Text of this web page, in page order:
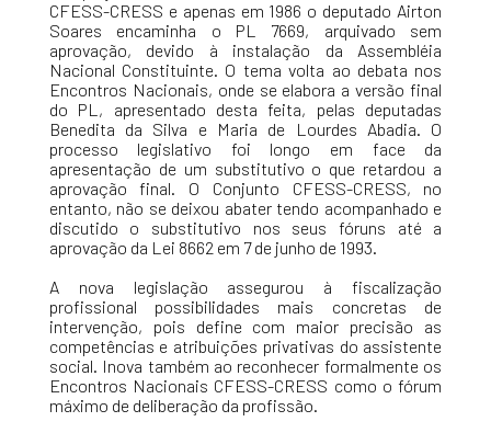
CFESS-CRESS e apenas em 1986 o deputado Airton
Soares encaminha o PL 7669, arquivado sem
aprovação, devido à instalação da Assembléia
Nacional Constituinte. O tema volta ao debata nos
Encontros Nacionais, onde se elabora a versão final
do PL, apresentado desta feita, pelas deputadas
Benedita da Silva e Maria de Lourdes Abadia. O
processo legislativo foi longo em face da
apresentação de um substitutivo o que retardou a
aprovação final. O Conjunto CFESS-CRESS, no
entanto, não se deixou abater tendo acompanhado e
discutido o substitutivo nos seus fóruns até a
aprovação da Lei 8662 em 7 de junho de 1993.
A nova legislação assegurou à fiscalização
profissional possibilidades mais concretas de
intervenção, pois define com maior precisão as
competências e atribuições privativas do assistente
social. Inova também ao reconhecer formalmente os
Encontros Nacionais CFESS-CRESS como o fórum
máximo de deliberação da profissão.